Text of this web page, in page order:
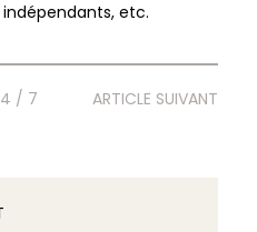
etc.
4 / 7 ARTICLE SUIVANT